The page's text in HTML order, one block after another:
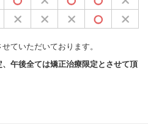
ていただいております。
午後全ては矯正治療限定とさせて頂